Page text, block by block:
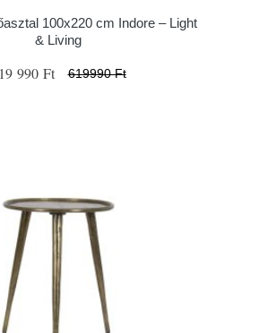
100x220 cm Indore – Light
& Living
990 Ft 619990 Ft